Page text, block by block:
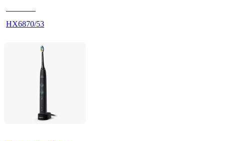
HX6870/53